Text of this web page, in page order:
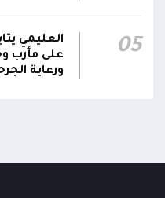
05
العليمي
على مأرب
ورعاية